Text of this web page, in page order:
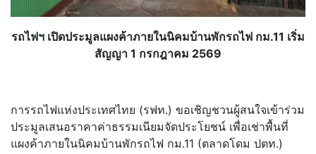
รถไฟฯ เปิดประมูลแผงค้าภายในนิคมบ้านพักรถไฟ กม.11 เริ่ม
สัญญา 1 กรกฎาคม 2569
การรถไฟแห่งประเทศไทย (รฟท.) ขอเชิญชวนผู้สนใจเข้าร่วม
ประมูลเสนอราคาค่าธรรมเนียมจัดประโยชน์ เพื่อเช่าพื้นที่
แผงค้าภายในนิคมบ้านพักรถไฟ กม.11 (ตลาดโดม ปตท.)